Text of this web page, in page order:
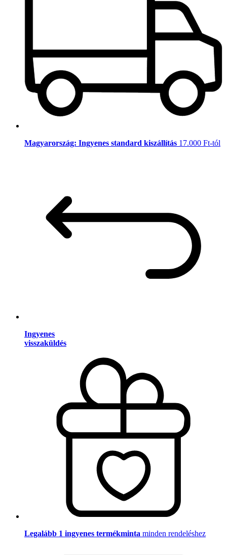
Magyarország: Ingyenes standard kiszállítás 17.000 Ft-tól
Ingyenes
visszaküldés
Legalább 1 ingyenes termékminta minden rendeléshez